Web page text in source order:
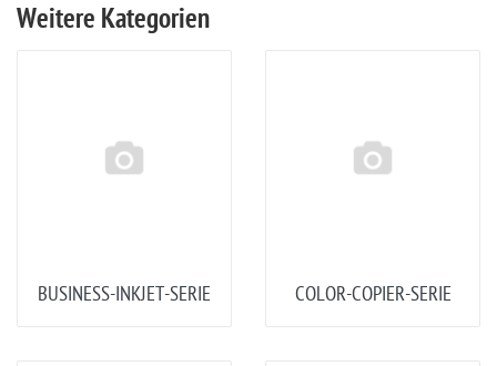
Weitere Kategorien
BUSINESS-INKJET-SERIE COLOR-COPIER-SERIE